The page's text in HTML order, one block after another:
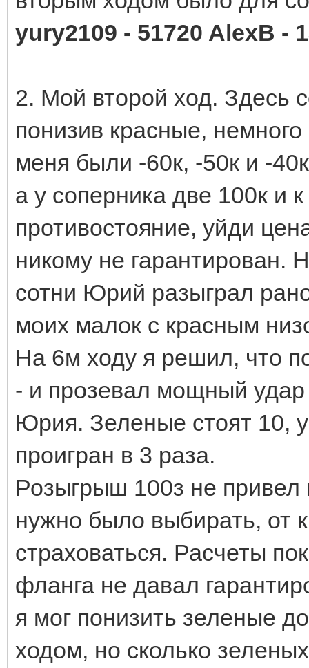
yury2109 - 51720 AlexB -
2. Мой второй ход. Здесь
понизив красные,
меня были -60к, -50к и -
а у соперника две 100к и
противостояние, уйди
никому не гарантирован.
сотни Юрий разыграл
моих малок с красным
На 6м ходу я решил, что
- и прозевал мощный
Юрия. Зеленые стоят 10,
проигран в 3 раза.
Розыгрыш 100з не привел
нужно было выбирать, от
страховаться. Расчеты
фланга не давал
я мог понизить зеленые
ходом, но сколько